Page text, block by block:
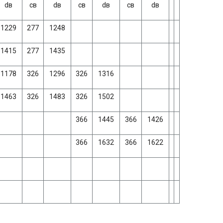
dв св dв св dв св dв
1229 277 1248
1415 277 1435
1178 326 1296 326 1316
1463 326 1483 326 1502
366 1445 366 1426
366 1632 366 1622